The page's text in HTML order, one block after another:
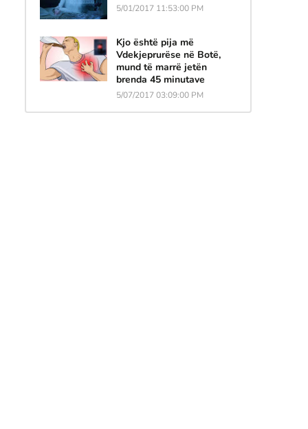
5/01/2017 11:53:00 PM
Kjo është pija më
Vdekjeprurëse në Botë,
mund të marrë jetën
brenda 45 minutave
5/07/2017 03:09:00 PM